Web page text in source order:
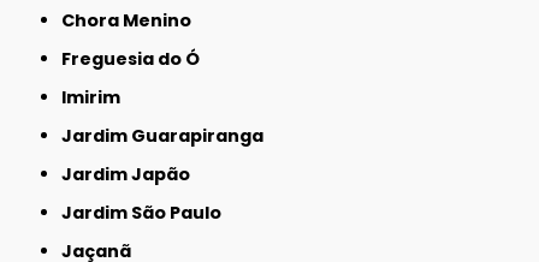
Chora Menino
Freguesia do Ó
Imirim
Jardim Guarapiranga
Jardim Japão
Jardim São Paulo
Jaçanã